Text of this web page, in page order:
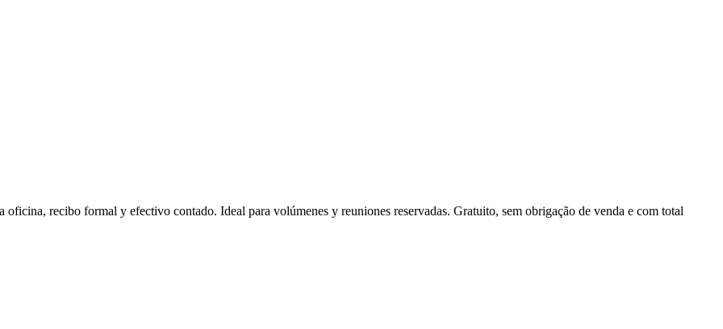
recibo formal y efectivo contado. Ideal para volúmenes y reuniones reservadas. Gratuito, sem obrigação de venda e com total